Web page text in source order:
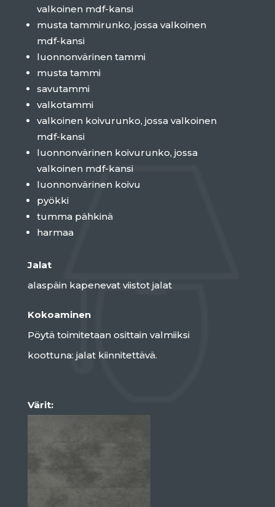
valkoinen mdf-kansi
musta tammirunko, jossa valkoinen
mdf-kansi
luonnonvärinen tammi
musta tammi
savutammi
valkotammi
valkoinen koivurunko, jossa valkoinen
mdf-kansi
luonnonvärinen koivurunko, jossa
valkoinen mdf-kansi
luonnonvärinen koivu
pyökki
tumma pähkinä
harmaa
Jalat
alaspäin kapenevat viistot jalat
Kokoaminen
Pöytä toimitetaan osittain valmiiksi
koottuna: jalat kiinnitettävä.
Värit: